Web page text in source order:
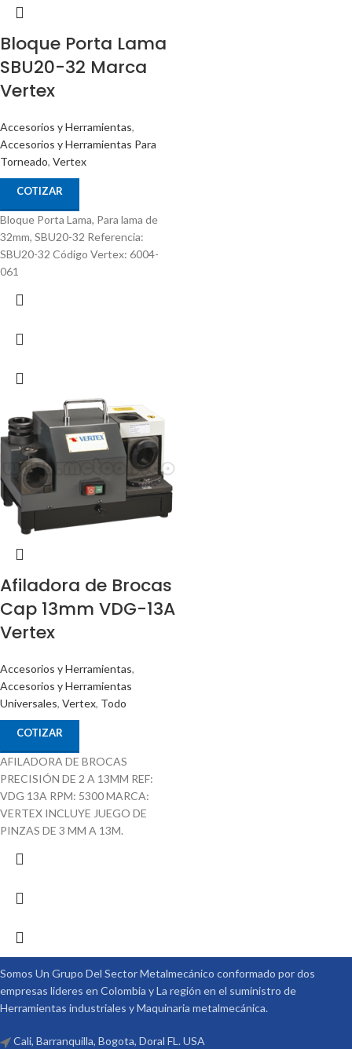
Bloque Porta Lama
SBU20-32 Marca
Vertex
Accesorios y Herramientas,
Accesorios y Herramientas Para
Torneado, Vertex
COTIZAR
Bloque Porta Lama, Para lama de
32mm, SBU20-32 Referencia:
SBU20-32 Código Vertex: 6004-
061
Afiladora de Brocas
Cap 13mm VDG-13A
Vertex
Accesorios y Herramientas,
Accesorios y Herramientas
Universales, Vertex, Todo
COTIZAR
AFILADORA DE BROCAS
PRECISIÓN DE 2 A 13MM REF:
VDG 13A RPM: 5300 MARCA:
VERTEX INCLUYE JUEGO DE
PINZAS DE 3 MM A 13M.
Somos Un Grupo Del Sector Metalmecánico conformado por dos
empresas lideres en Colombia y La región en el suministro de
Herramientas industriales y Maquinaria metalmecánica.
Cali, Barranquilla, Bogota, Doral FL. USA